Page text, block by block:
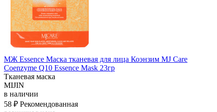
МЖ Essence Маска тканевая для лица Коэнзим MJ Care
Coenzyme Q10 Essence Mask 23гр
Тканевая маска
MIJIN
в наличии
58 ₽ Рекомендованная